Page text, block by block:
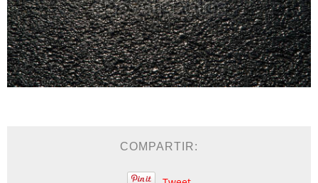
COMPARTIR: